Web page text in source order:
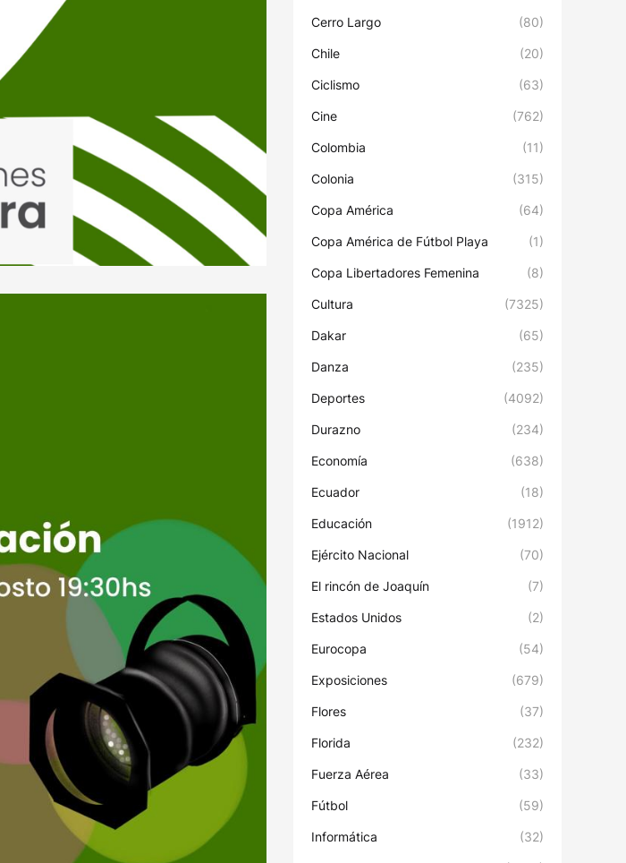
Cerro Largo (80)
Chile (20)
Ciclismo (63)
Cine (762)
Colombia (11)
Colonia (315)
Copa América (64)
Copa América de Fútbol Playa (1)
Copa Libertadores Femenina (8)
Cultura (7325)
Dakar (65)
Danza (235)
Deportes (4092)
Durazno (234)
Economía (638)
Ecuador (18)
Educación (1912)
Ejército Nacional (70)
El rincón de Joaquín (7)
Estados Unidos (2)
Eurocopa (54)
Exposiciones (679)
Flores (37)
Florida (232)
Fuerza Aérea (33)
Fútbol (59)
Informática (32)